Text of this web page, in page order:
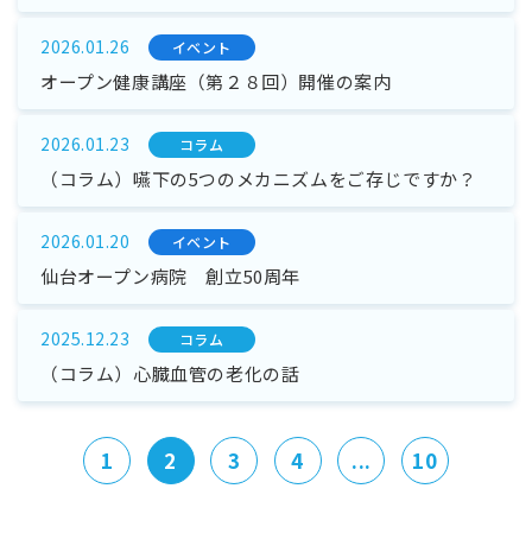
2026.01.26 イベント
オープン健康講座（第２８回）開催の案内
2026.01.23 コラム
（コラム）嚥下の5つのメカニズムをご存じですか？
2026.01.20 イベント
仙台オープン病院 創立50周年
2025.12.23 コラム
（コラム）心臓血管の老化の話
1 2 3 4 ... 10